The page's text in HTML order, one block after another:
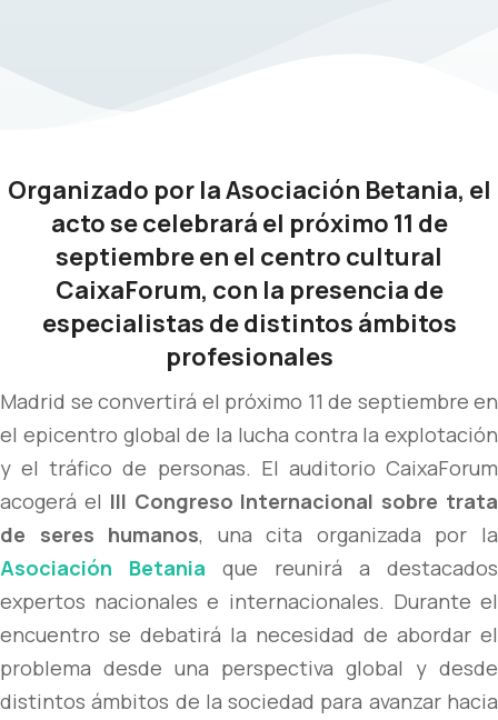
Organizado por laAsociación Betania, el
acto se celebrará el próximo 11 de
septiembre en el centro cultural
CaixaForum, con la presencia de
especialistas de distintos ámbitos
profesionales
Madrid se convertirá el próximo 11 de septiembre en
el epicentro global de la lucha contra la explotación
y el tráfico de personas. El auditorio CaixaForum
acogerá el III Congreso Internacional sobre trata
de seres humanos, una cita organizada por la
Asociación Betania que reunirá a destacados
expertos nacionales e internacionales. Durante el
encuentro se debatirá la necesidad de abordar el
problema desde una perspectiva global y desde
distintos ámbitos de la sociedad para avanzar hacia